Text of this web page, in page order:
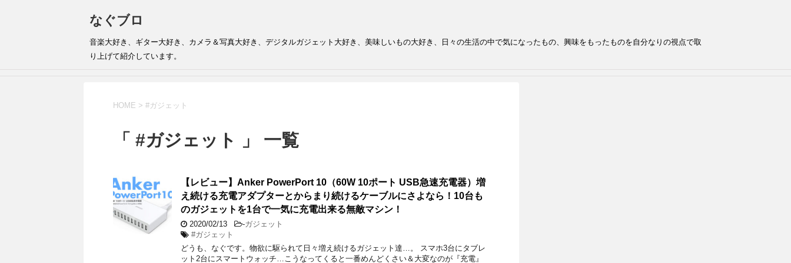
なぐブロ
音楽大好き、ギター大好き、カメラ＆写真大好き、デジタルガジェット大好き、美味しいもの大好き、日々の生活の中で気になったもの、興味をもったものを自分なりの視点で取
り上げて紹介しています。
HOME > #ガジェット
「 #ガジェット 」 一覧
【レビュー】Anker PowerPort 10（60W 10ポート USB急速充電器）増
え続ける充電アダプターとからまり続けるケーブルにさよなら！10台も
のガジェットを1台で一気に充電出来る無敵マシン！
2020/02/13 -ガジェット
#ガジェット
どうも、なぐです。物欲に駆られて日々増え続けるガジェット達…。 スマホ3台にタブレ
ット2台にスマートウォッチ…こうなってくると一番めんどくさい＆大変なのが『充電』